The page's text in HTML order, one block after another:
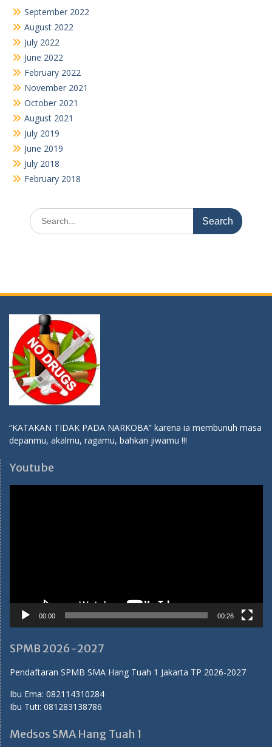
September 2022
August 2022
July 2022
June 2022
February 2022
November 2021
October 2021
August 2021
July 2019
June 2019
July 2018
February 2018
Search
for:
“KATAKAN TIDAK PADA NARKOBA” karena ia membunuh masa
depanmu, akalmu, ragamu, bahkan jiwamu !!!
Youtube
00:00 00:26
SPMB 2026-2027
Pendaftaran SPMB SMA Hang Tuah 1 Jakarta TP 2026-2027
Ibu Ema: 082114310284
Ibu Tuti: 081283138786
Medsos SMA Hang Tuah 1